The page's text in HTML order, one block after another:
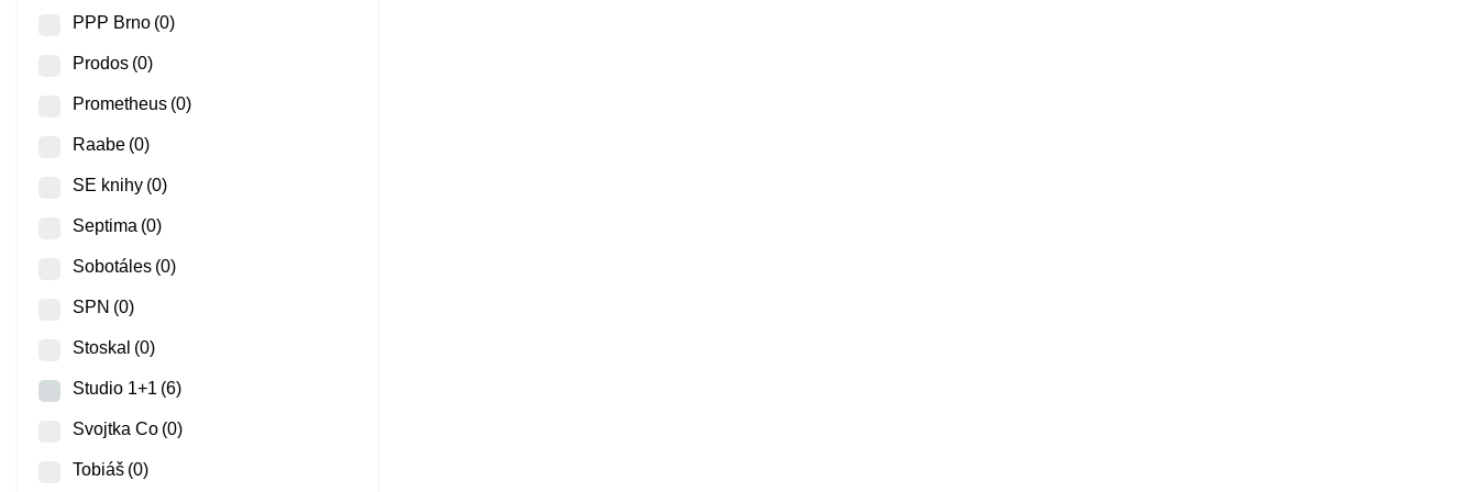
PPP Brno (0)
Prodos (0)
Prometheus (0)
Raabe (0)
SE knihy (0)
Septima (0)
Sobotáles (0)
SPN (0)
Stoskal (0)
Studio 1+1 (6)
Svojtka Co (0)
Tobiáš (0)